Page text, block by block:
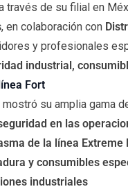
través de su filial en
, en colaboración con
y profesionales
industrial,
Fort
su amplia gama
en las
de la línea Extreme
y consumibles
industriales